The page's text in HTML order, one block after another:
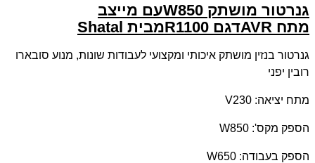
גנרטור מושתק 850 Wעם מייצב
מתח AVRדגם R1100מבית Shatal
גנרטור בנזין מושתק איכותי ומקצועי לעבודות שונות, מנוע סובארו
רובין יפני
מתח יציאה: 230 V
הספק מקס': 850 W
הספק בעבודה: 650 W